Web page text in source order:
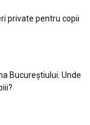
private pentru copii
Bucureştiului. Unde